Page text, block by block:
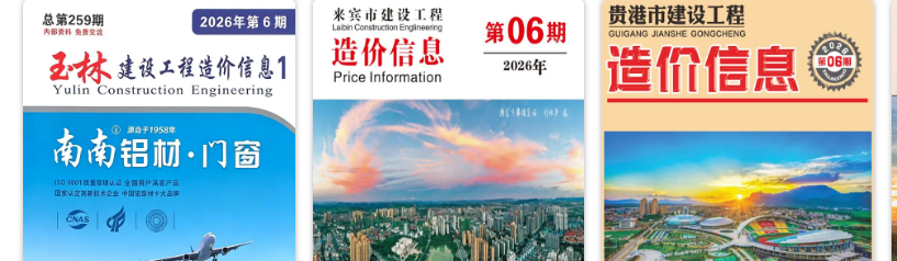
信
月
造
信
(北
海
工
程
造
价
信
年
6
月
造
价
信
建
设
工
程
造